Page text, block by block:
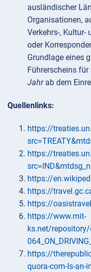
ausländischer
Organisationen,
Verkehrs-,
oder
Grundlage eines
Führerscheins
Jahrab dem
Quellenlinks:
https://
https://
https://
https://
https://
https://www.mit-
ks.net/repository/
https://
quora-com-Is-an-